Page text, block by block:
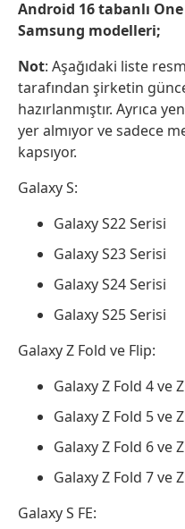
Android 16 tabanlı
Samsung modelleri;
Not: Aşağıdaki liste
tarafından şirketin
hazırlanmıştır. Ayrıca
yer almıyor ve sadece
kapsıyor.
Galaxy S:
Galaxy S22 Serisi
Galaxy S23 Serisi
Galaxy S24 Serisi
Galaxy S25 Serisi
Galaxy Z Fold ve Flip:
Galaxy Z Fold 4 ve
Galaxy Z Fold 5 ve
Galaxy Z Fold 6 ve
Galaxy Z Fold 7 ve
Galaxy S FE: